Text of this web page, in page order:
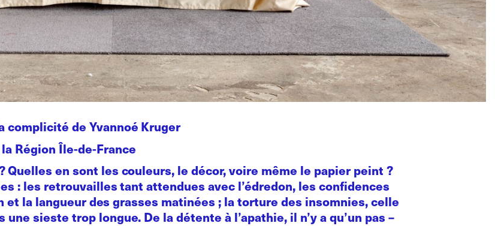
complicité de Yvannoé Kruger
Région Île-de-France
Quelles en sont les couleurs, le décor, voire même le papier peint ?
: les retrouvailles tant attendues avec l’édredon, les confidences
la langueur des grasses matinées ; la torture des insomnies, celle
sieste trop longue. De la détente à l’apathie, il n’y a qu’un pas –